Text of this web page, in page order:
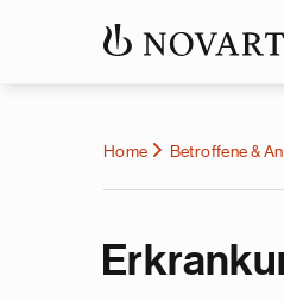
Home Betroffene &